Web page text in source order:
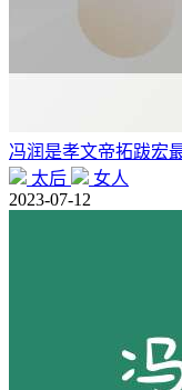
冯润是孝文帝拓跋宏
太后
女人
2023-07-12